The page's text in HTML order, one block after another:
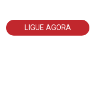
LIGUE AGORA